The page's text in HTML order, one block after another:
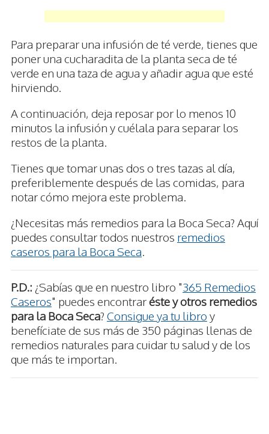
Para preparar una infusión de té verde, tienes que
poner una cucharadita de la planta seca de té
verde en una taza de agua y añadir agua que esté
hirviendo.
A continuación, deja reposar por lo menos 10
minutos la infusión y cuélala para separar los
restos de la planta.
Tienes que tomar unas dos o tres tazas al día,
preferiblemente después de las comidas, para
notar cómo mejora este problema.
¿Necesitas más remedios para la Boca Seca? Aquí
puedes consultar todos nuestros remedios
caseros para la Boca Seca
P.D.: ¿Sabías que en nuestro libro "365 Remedios
Caseros" puedes encontraréste y otros remedios
para la Boca Seca? Consigue ya tu libro y
benefíciate de sus más de 350 páginas llenas de
remedios naturales para cuidar tu salud y de los
que más te importan.